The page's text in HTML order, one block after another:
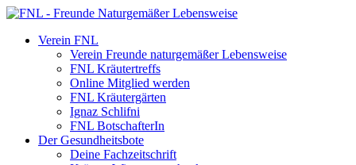
Verein FNL
Verein Freunde naturgemäßer Lebensweise
FNL Kräutertreffs
Online Mitglied werden
FNL Kräutergärten
Ignaz Schlifni
FNL BotschafterIn
Der Gesundheitsbote
Deine Fachzeitschrift